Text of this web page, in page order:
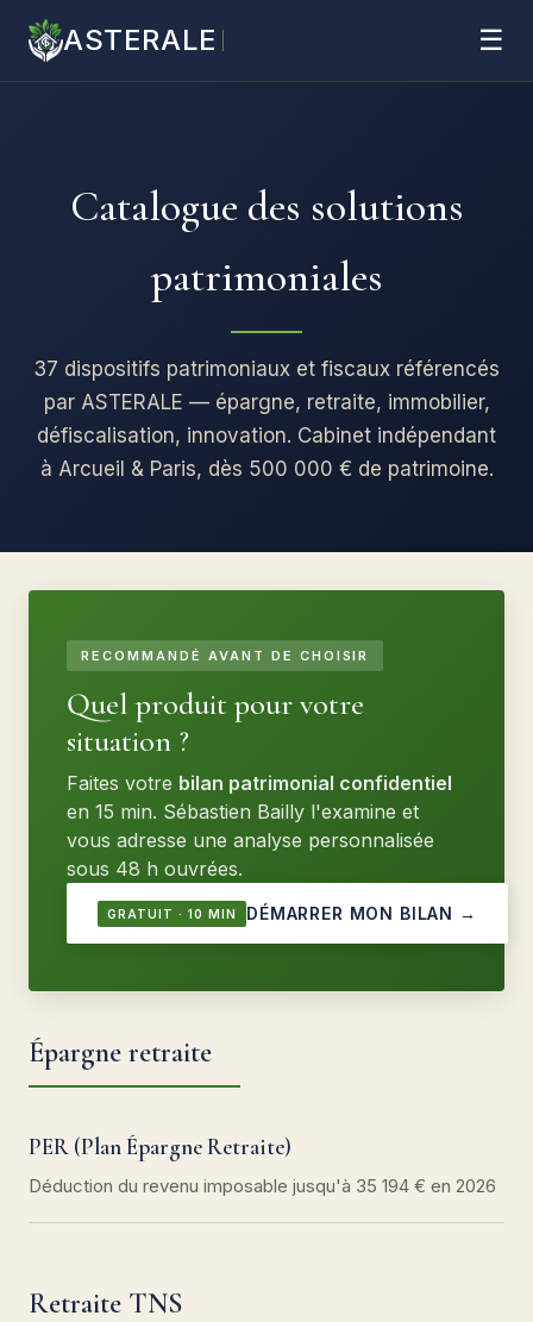
ASTERALE ☰
Catalogue des solutions
patrimoniales
37 dispositifs patrimoniaux et fiscaux référencés
par ASTERALE — épargne, retraite, immobilier,
défiscalisation, innovation. Cabinet indépendant
à Arcueil & Paris, dès 500 000 € de patrimoine.
RECOMMANDÉ AVANT DE CHOISIR
Quel produit pour votre
situation ?
Faites votre bilan patrimonial confidentiel
en 15 min. Sébastien Bailly l'examine et
vous adresse une analyse personnalisée
sous 48 h ouvrées.
GRATUIT · 10 MIN DÉMARRER MON BILAN →
Épargne retraite
PER (Plan Épargne Retraite)
Déduction du revenu imposable jusqu'à 35 194 € en 2026
Retraite TNS